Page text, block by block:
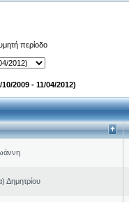
περίοδο
2009 - 11/04/2012)
Δημητρίου